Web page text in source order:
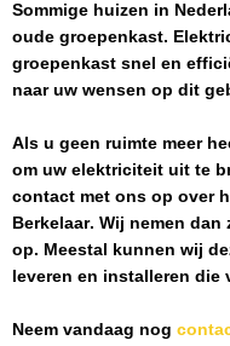
Sommige huizen in
oude groepenkast.
groepenkast snel en
naar uw wensen op dit
Als u geen ruimte meer
om uw elektriciteit uit te
contact met ons op over
Berkelaar. Wij nemen dan
op. Meestal kunnen wij
leveren en installeren
Neem vandaag nog